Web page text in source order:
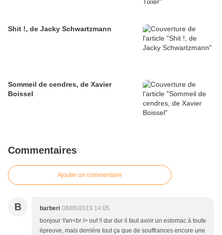
Shit !, de Jacky Schwartzmann
Sommeil de cendres, de Xavier
Boissel
Commentaires
Ajouter un commentaire
B barberi 08/06/2019 14:05
bonjour Yan<br /> ouf !! dur dur il faut avoir un estomac à toute
épreuve, mais derrière tout ça que de souffrances encore une